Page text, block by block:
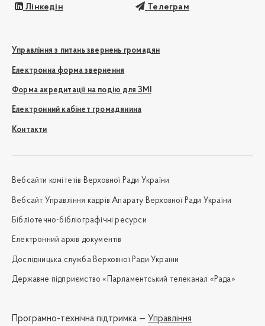
Лінкедін Телеграм
Управління з питань звернень громадян
Електронна форма звернення
Форма акредитації на подію для ЗМІ
Електронний кабінет громадянина
Контакти
Вебсайти комітетів Верховної Ради України
Вебсайт Управління кадрів Апарату Верховної Ради України
Бібліотечно-бібліографічні ресурси
Електронний архів документів
Дослідницька служба Верховної Ради України
Державне підприємство «Парламентський телеканал «Рада»
Програмно-технічна підтримка — Управління